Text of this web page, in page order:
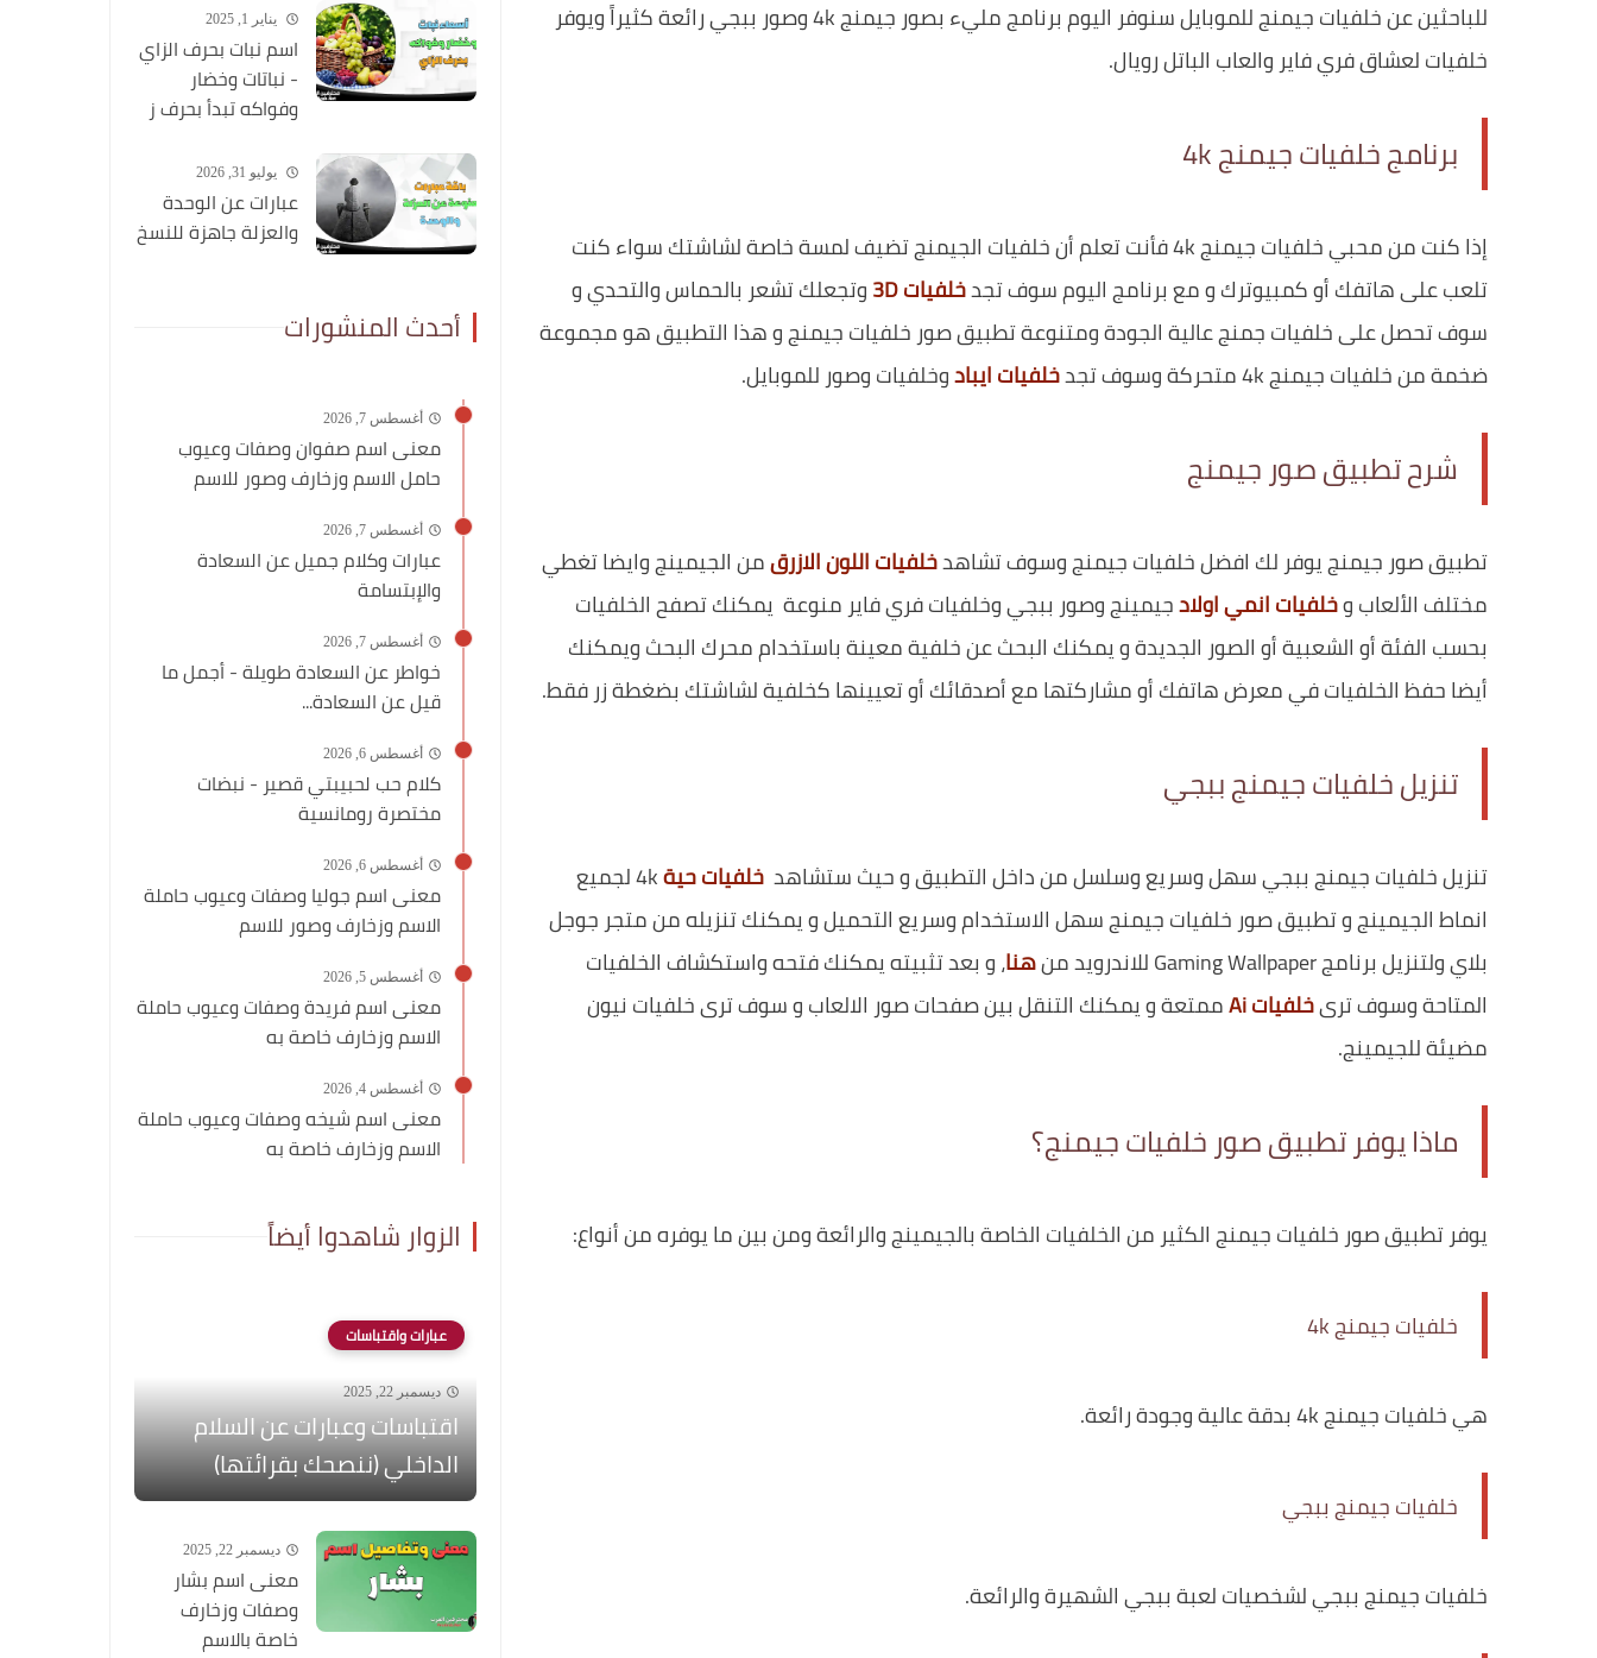
للباحثين عن خلفيات جيمنج للموبايل سنوفر اليوم برنامج مليء بصور جيمنج 4k وصور ببجي رائعة كثيراً ويوفر
خلفيات لعشاق فري فاير والعاب الباتل رويال.
برنامج خلفيات جيمنج 4k
إذا كنت من محبي خلفيات جيمنج 4k فأنت تعلم أن خلفيات الجيمنج تضيف لمسة خاصة لشاشتك سواء كنت
تلعب على هاتفك أو كمبيوترك و مع برنامج اليوم سوف تجدخلفيات 3D
وتجعلك تشعر بالحماس والتحدي و
سوف تحصل على خلفيات جمنج عالية الجودة ومتنوعة تطبيق صور خلفيات جيمنج و هذا التطبيق هو مجموعة
ضخمة من خلفيات جيمنج 4k متحركة وسوف تجد
خلفيات ايبادوخلفيات وصور للموبايل.
شرح تطبيق صور جيمنج
تطبيق صور جيمنج يوفر لك افضل خلفيات جيمنج وسوف تشاهدخلفيات اللون الازرقمن الجيمينج وايضا تغطي
مختلف الألعاب وخلفيات انمي اولادجيمينج وصور ببجي وخلفيات فري فاير منوعة يمكنك تصفح الخلفيات
بحسب الفئة أو الشعبية أو الصور الجديدة و يمكنك البحث عن خلفية معينة باستخدام محرك البحث ويمكنك
أيضا حفظ الخلفيات في معرض هاتفك أو مشاركتها مع أصدقائك أو تعيينها كخلفية لشاشتك بضغطة زر فقط.
تنزيل خلفيات جيمنج ببجي
تنزيل خلفيات جيمنج ببجي سهل وسريع وسلسل من داخل التطبيق و حيث ستشاهد خلفيات حية
4k لجميع
انماط الجيمينج و تطبيق صور خلفيات جيمنج سهل الاستخدام وسريع التحميل و يمكنك تنزيله من متجر جوجل
بلاي ولتنزيل برنامج Gaming Wallpaper للاندرويد من
هنا، و بعد تثبيته يمكنك فتحه واستكشاف الخلفيات
المتاحة وسوف ترىخلفيات Ai
ممتعة و يمكنك التنقل بين صفحات صور الالعاب و سوف ترى خلفيات نيون
مضيئة للجيمينج.
ماذا يوفر تطبيق صور خلفيات جيمنج؟
يوفر تطبيق صور خلفيات جيمنج الكثير من الخلفيات الخاصة بالجيمينج والرائعة ومن بين ما يوفره من أنواع:
خلفيات جيمنج 4k
هي خلفيات جيمنج 4k بدقة عالية وجودة رائعة.
خلفيات جيمنج ببجي
خلفيات جيمنج ببجي لشخصيات لعبة ببجي الشهيرة والرائعة.
يناير 1, 2025
اسم نبات بحرف الزاي
- نباتات وخضار
وفواكه تبدأ بحرف ز
يوليو 31, 2026
عبارات عن الوحدة
والعزلة جاهزة للنسخ
أحدث المنشورات
أغسطس 7, 2026
معنى اسم صفوان وصفات وعيوب
حامل الاسم وزخارف وصور للاسم
أغسطس 7, 2026
عبارات وكلام جميل عن السعادة
والإبتسامة
أغسطس 7, 2026
خواطر عن السعادة طويلة - أجمل ما
قيل عن السعادة...
أغسطس 6, 2026
كلام حب لحبيبتي قصير - نبضات
مختصرة رومانسية
أغسطس 6, 2026
معنى اسم جوليا وصفات وعيوب حاملة
الاسم وزخارف وصور للاسم
أغسطس 5, 2026
معنى اسم فريدة وصفات وعيوب حاملة
الاسم وزخارف خاصة به
أغسطس 4, 2026
معنى اسم شيخه وصفات وعيوب حاملة
الاسم وزخارف خاصة به
الزوار شاهدوا أيضاً
عبارات واقتباسات
ديسمبر 22, 2025
اقتباسات وعبارات عن السلام
الداخلي (ننصحك بقرائتها)
ديسمبر 22, 2025
معنى اسم بشار
وصفات وزخارف
خاصة بالاسم